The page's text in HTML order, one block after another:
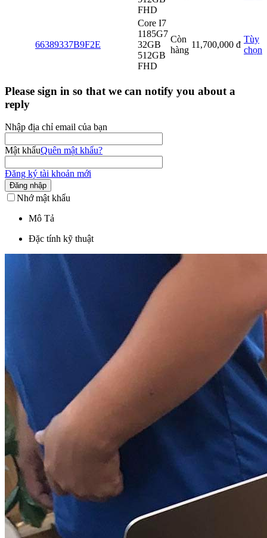
FHD
66389337B9F2E
Core I7
1185G7
32GB
512GB
FHD
Còn
hàng
11,700,000 đ
Tùy
chọn
Please sign in so that we can notify you about a
reply
Nhập địa chỉ email của bạn
Mật khẩuQuên mật khẩu?
Đăng ký tài khoản mới
Đăng nhập
Nhớ mật khẩu
Mô Tả
Đặc tính kỹ thuật